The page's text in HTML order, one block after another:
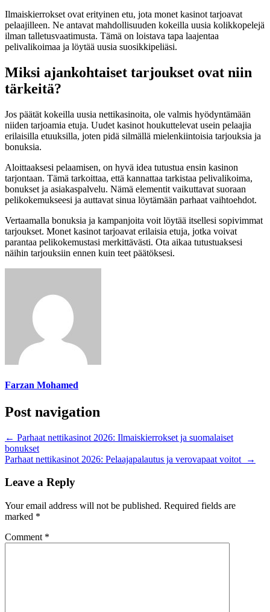
Ilmaiskierrokset ovat erityinen etu, jota monet kasinot tarjoavat
pelaajilleen. Ne antavat mahdollisuuden kokeilla uusia kolikkopelejä
ilman talletusvaatimusta. Tämä on loistava tapa laajentaa
pelivalikoimaa ja löytää uusia suosikkipeliäsi.
Miksi ajankohtaiset tarjoukset ovat niin
tärkeitä?
Jos päätät kokeilla uusia nettikasinoita, ole valmis hyödyntämään
niiden tarjoamia etuja. Uudet kasinot houkuttelevat usein pelaajia
erilaisilla etuuksilla, joten pidä silmällä mielenkiintoisia tarjouksia ja
bonuksia.
Aloittaaksesi pelaamisen, on hyvä idea tutustua ensin kasinon
tarjontaan. Tämä tarkoittaa, että kannattaa tarkistaa pelivalikoima,
bonukset ja asiakaspalvelu. Nämä elementit vaikuttavat suoraan
pelikokemukseesi ja auttavat sinua löytämään parhaat vaihtoehdot.
Vertaamalla bonuksia ja kampanjoita voit löytää itsellesi sopivimmat
tarjoukset. Monet kasinot tarjoavat erilaisia etuja, jotka voivat
parantaa pelikokemustasi merkittävästi. Ota aikaa tutustuaksesi
näihin tarjouksiin ennen kuin teet päätöksesi.
Farzan Mohamed
Post navigation
← Parhaat nettikasinot 2026: Ilmaiskierrokset ja suomalaiset
bonukset
Parhaat nettikasinot 2026: Pelaajapalautus ja verovapaat voitot
→
Leave a Reply
Your email address will not be published. Required fields are
marked *
Comment *